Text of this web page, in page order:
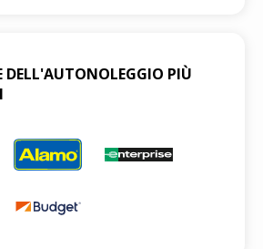
DELL'AUTONOLEGGIO PIÙ